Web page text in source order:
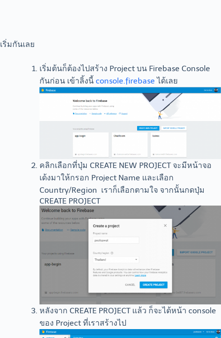
เริ่มกันเลย
เริ่มต้นก็ต้องไปสร้าง Project บน Firebase Console
กันก่อน เข้าลิ้งนี้ console.firebase ได้เลย
คลิกเลือกที่ปุ่ม CREATE NEW PROJECT จะมีหน้าจอ
เด้งมาให้กรอก Project Name และเลือก
Country/Region เราก็เลือกตามใจ จากนั้นกดปุ่ม
CREATE PROJECT
หลังจาก CREATE PROJECT แล้ว ก็จะได้หน้า console
ของ Project ที่เราสร้างไป